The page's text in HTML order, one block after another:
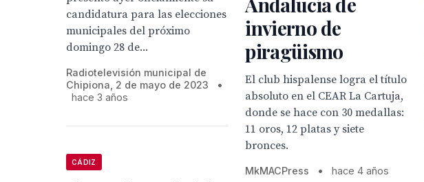
candidatura para las elecciones
municipales del próximo
domingo 28 de...
Radiotelevisión municipal de
Chipiona, 2 de mayo de 2023
•
hace 3 años
invierno de
piragüismo
El club hispalense logra el título
absoluto en el CEAR La Cartuja,
donde se hace con 30 medallas:
11 oros, 12 platas y siete
bronces.
MkMACPress • hace 4 años
CÁDIZ